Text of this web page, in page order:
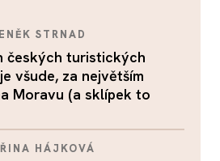
STRNAD
českých turistických
všude, za největším
Moravu (a sklípek to
HÁJKOVÁ